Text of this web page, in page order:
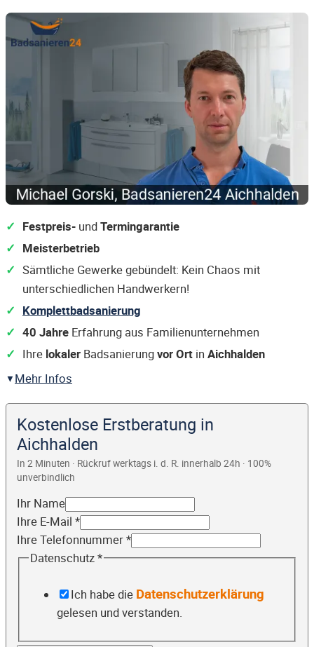
Festpreis- undTermingarantie
Meisterbetrieb
Sämtliche Gewerke gebündelt: Kein Chaos mit
unterschiedlichen Handwerkern!
Komplettbadsanierung
40 Jahre Erfahrung aus Familienunternehmen
Ihre lokaler Badsanierungvor Ort in Aichhalden
Mehr Infos
Kostenlose Erstberatung in
Aichhalden
In 2 Minuten · Rückruf werktags i. d. R. innerhalb 24h · 100%
unverbindlich
Ihr Name
Ihre E-Mail *
Ihre Telefonnummer*
Datenschutz*
Ich habe die Datenschutzerklärung
gelesen und verstanden.